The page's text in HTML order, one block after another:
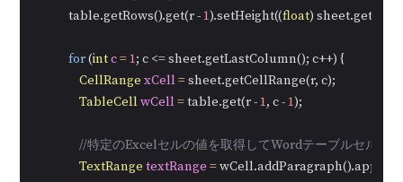
            table.getRows().get(r -
1).setHeight((float)
for (intc=1; c <= sheet.getLastColumn(); c++) {
CellRange xCell= sheet.getCellRange(r, c);
TableCellwCell= table.get(r - 1, c - 1);
//特定のExcelセルの値を取得してWordテーブルセルに
TextRange textRange =